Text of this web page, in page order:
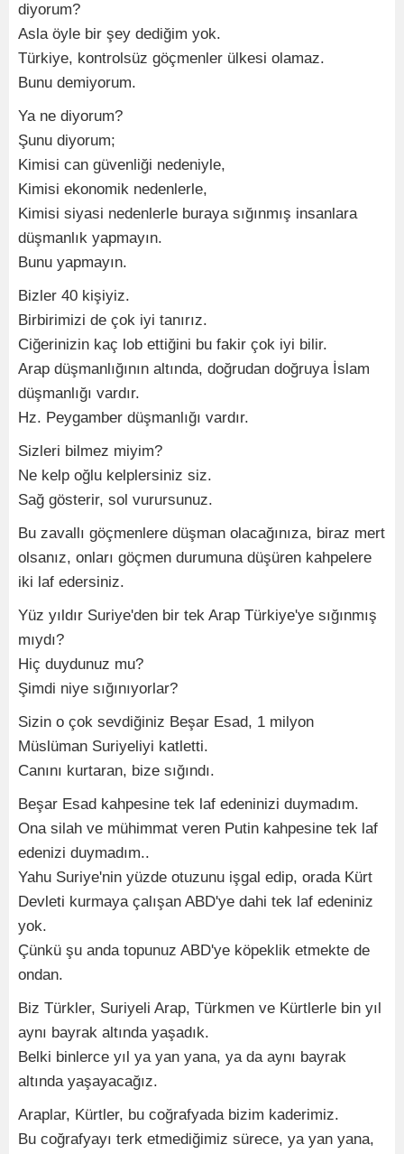
diyorum?
Asla öyle bir şey dediğim yok.
Türkiye, kontrolsüz göçmenler ülkesi olamaz.
Bunu demiyorum.
Ya ne diyorum?
Şunu diyorum;
Kimisi can güvenliği nedeniyle,
Kimisi ekonomik nedenlerle,
Kimisi siyasi nedenlerle buraya sığınmış insanlara
düşmanlık yapmayın.
Bunu yapmayın.
Bizler 40 kişiyiz.
Birbirimizi de çok iyi tanırız.
Ciğerinizin kaç lob ettiğini bu fakir çok iyi bilir.
Arap düşmanlığının altında, doğrudan doğruya İslam
düşmanlığı vardır.
Hz. Peygamber düşmanlığı vardır.
Sizleri bilmez miyim?
Ne kelp oğlu kelplersiniz siz.
Sağ gösterir, sol vurursunuz.
Bu zavallı göçmenlere düşman olacağınıza, biraz mert
olsanız, onları göçmen durumuna düşüren kahpelere
iki laf edersiniz.
Yüz yıldır Suriye'den bir tek Arap Türkiye'ye sığınmış
mıydı?
Hiç duydunuz mu?
Şimdi niye sığınıyorlar?
Sizin o çok sevdiğiniz Beşar Esad, 1 milyon
Müslüman Suriyeliyi katletti.
Canını kurtaran, bize sığındı.
Beşar Esad kahpesine tek laf edeninizi duymadım.
Ona silah ve mühimmat veren Putin kahpesine tek laf
edenizi duymadım..
Yahu Suriye'nin yüzde otuzunu işgal edip, orada Kürt
Devleti kurmaya çalışan ABD'ye dahi tek laf edeniniz
yok.
Çünkü şu anda topunuz ABD'ye köpeklik etmekte de
ondan.
Biz Türkler, Suriyeli Arap, Türkmen ve Kürtlerle bin yıl
aynı bayrak altında yaşadık.
Belki binlerce yıl ya yan yana, ya da aynı bayrak
altında yaşayacağız.
Araplar, Kürtler, bu coğrafyada bizim kaderimiz.
Bu coğrafyayı terk etmediğimiz sürece, ya yan yana,